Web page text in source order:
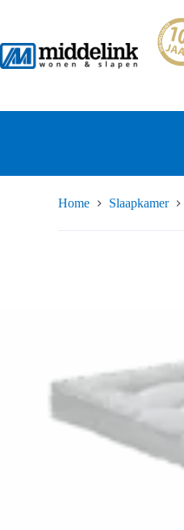
inhoud
Home Slaapkamer